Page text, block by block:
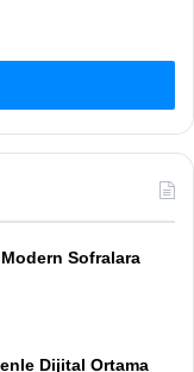
Sofralara
Dijital Ortama